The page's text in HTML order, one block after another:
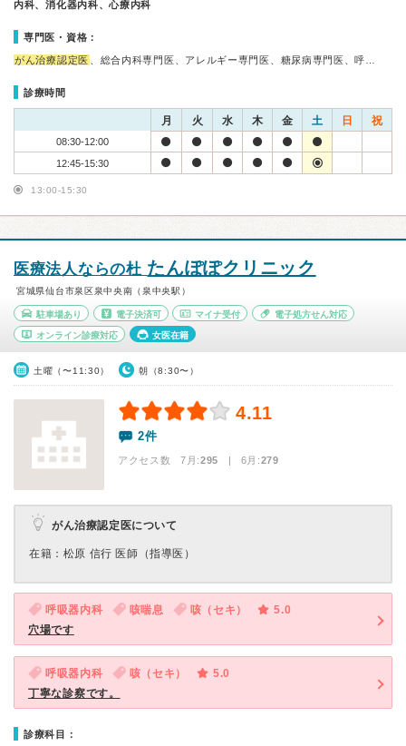
内科、消化器内科、心療内科
専門医・資格：
がん治療認定医 、総合内科専門医、アレルギー専門医、糖尿病専門医、呼…
診療時間
月 火 水 木 金 土 日 祝
08:30-12:00
12:45-15:30
13:00-15:30
医療法人ならの杜 たんぽぽクリニック
宮城県仙台市泉区泉中央南（泉中央駅）
駐車場あり 電子決済可 マイナ受付 電子処方せん対応
オンライン診療対応 女医在籍
土曜（〜11:30） 朝（8:30〜）
4.11
2件
アクセス数 7月:295 | 6月:279
がん治療認定医について
在籍：松原 信⾏ 医師（指導医）
呼吸器内科 咳喘息 咳（セキ）
5.0
穴場です
呼吸器内科 咳（セキ）
5.0
丁寧な診察です。
診療科目：